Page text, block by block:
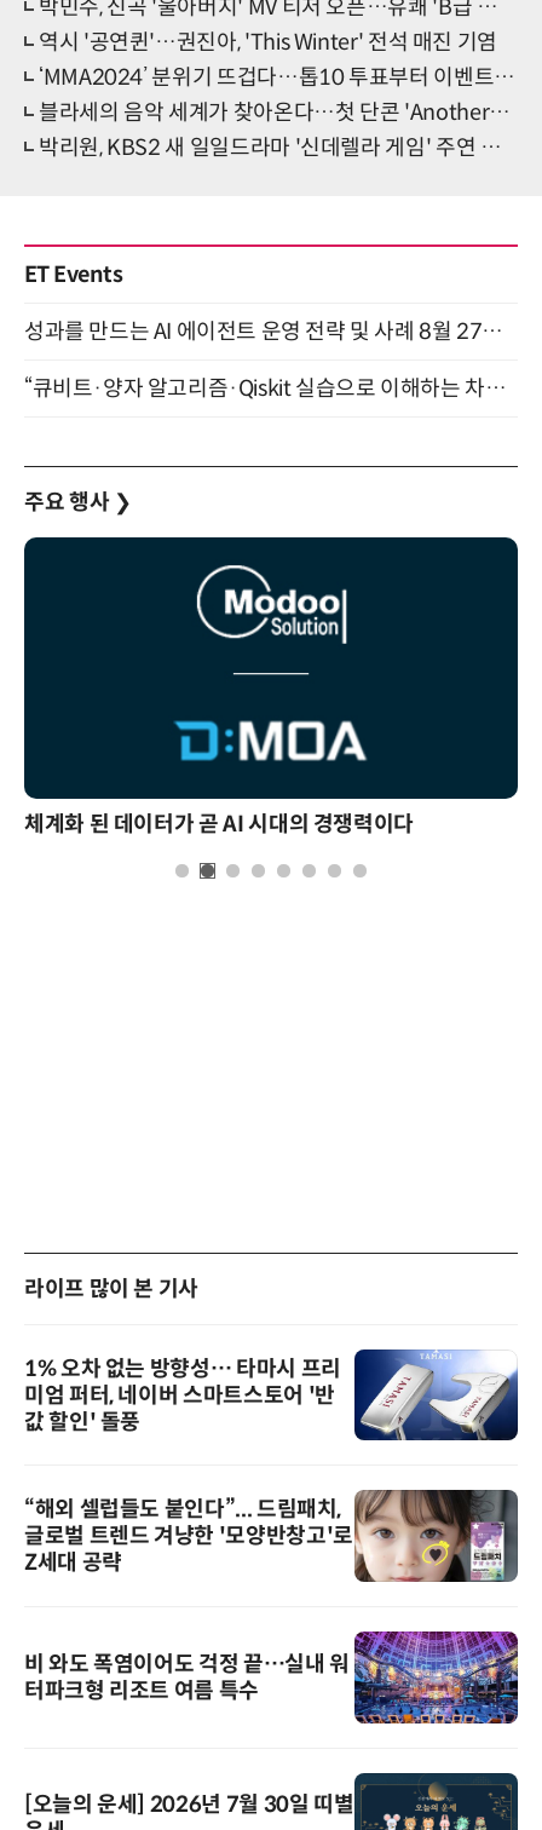
박민수, 신곡 '울아버지' MV 티저 오픈…유쾌 'B급 감성' 눈길
역시 '공연퀸'…권진아, 'This Winter' 전석 매진 기염
‘MMA2024’ 분위기 뜨겁다…톱10 투표부터 이벤트까지!
블라세의 음악 세계가 찾아온다…첫 단콘 'AnotherVerse' 개최
박리원, KBS2 새 일일드라마 '신데렐라 게임' 주연 캐스팅
ET Events
성과를 만드는 AI 에이전트 운영 전략 및 사례 8월 27일 개최
“큐비트·양자 알고리즘·Qiskit 실습으로 이해하는 차세대 컴퓨팅” (8/28)
주요 행사 ❯
체계화 된 데이터가 곧 AI 시대의 경쟁력이다
라이프 많이 본 기사
1% 오차 없는 방향성… 타마시 프리
미엄 퍼터, 네이버 스마트스토어 '반
값 할인' 돌풍
“해외 셀럽들도 붙인다”... 드림패치,
글로벌 트렌드 겨냥한 '모양반창고'로
Z세대 공략
비 와도 폭염이어도 걱정 끝…실내 워
터파크형 리조트 여름 특수
[오늘의 운세] 2026년 7월 30일 띠별